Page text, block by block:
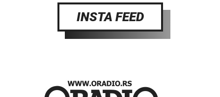
INSTA FEED